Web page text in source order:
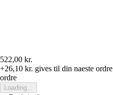
522,00 kr.
+26,10 kr. gives til din naeste ordre
ordre
Loading...